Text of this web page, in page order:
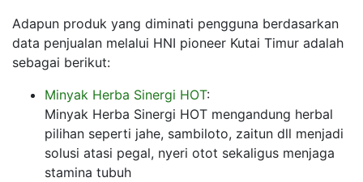
Adapun produk yang diminati pengguna berdasarkan
data penjualan melalui HNI pioneer Kutai Timur adalah
sebagai berikut:
Minyak Herba Sinergi HOT:
Minyak Herba Sinergi HOT mengandung herbal
pilihan seperti jahe, sambiloto, zaitun dll menjadi
solusi atasi pegal, nyeri otot sekaligus menjaga
stamina tubuh